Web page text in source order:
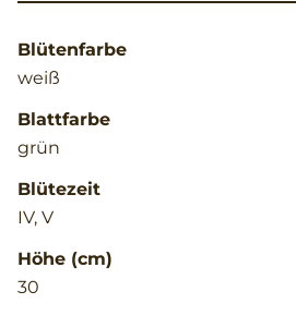
Blütenfarbe
weiß
Blattfarbe
grün
Blütezeit
IV, V
Höhe (cm)
30